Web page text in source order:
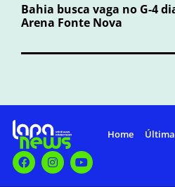
Bahia busca vaga no G-4
Arena Fonte Nova
Home